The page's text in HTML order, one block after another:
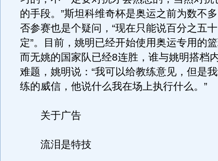
的手段。”斯坦科维奇杯是奥运之前为数不
否参赛也是个疑问，“现在只能说百分之五
定”。目前，姚明已经开始使用奥运专用的
而无姚的国家队已经8连胜，谁与姚明搭档
难题，姚明说：“我可以给教练意见，但是
练的威信，他说什么我在场上执行什么。”
关于广告
流泪是特技